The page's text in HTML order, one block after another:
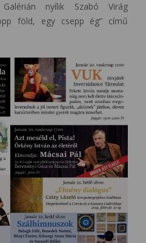
nyílik Szabó Virág
föld, egy csepp ég” című